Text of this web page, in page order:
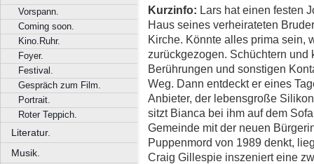
Vorspann.
Coming soon.
Kino.Ruhr.
Foyer.
Festival.
Gespräch zum Film.
Portrait.
Roter Teppich.
Literatur.
Musik.
Kurzinfo: Lars hat einen festen
Haus seines verheirateten
Kirche. Könnte alles prima sein,
zurückgezogen. Schüchtern und
Berührungen und sonstigen
Weg. Dann entdeckt er eines
Anbieter, der lebensgroße
sitzt Bianca bei ihm auf dem
Gemeinde mit der neuen
Puppenmord von 1989 denkt,
Craig Gillespie inszeniert eine